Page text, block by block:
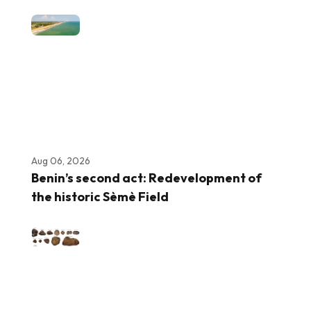
Aug 06, 2026
Benin’s second act: Redevelopment of
the historic Sèmè Field